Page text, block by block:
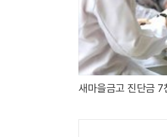
새마을금고 진단금 7